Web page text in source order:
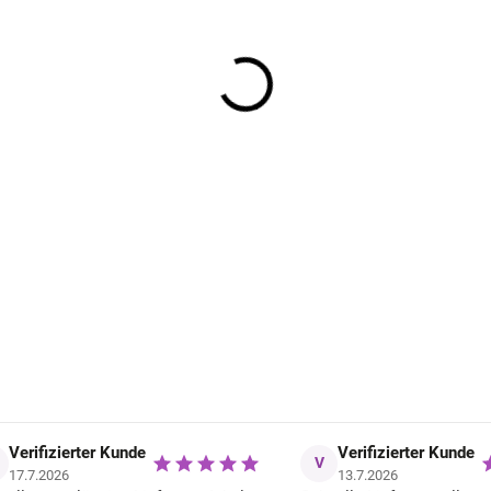
Verifizierter Kunde
17.7.2026
V Verifizierter Kunde
13.7.2026